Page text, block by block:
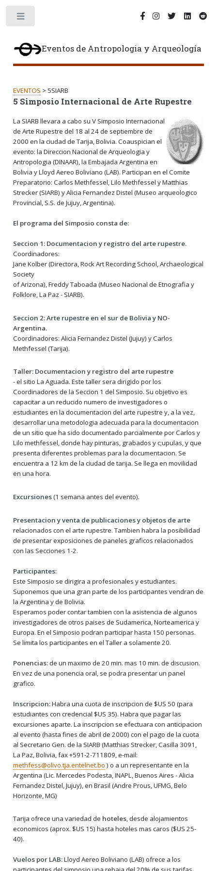
Eventos de Antropologia y Arqueología
EVENTOS > 5SIARB
5 Simposio Internacional de Arte Rupestre
La SIARB llevara a cabo su V Simposio Internacional
de Arte Rupestre del 18 al 24 de septiembre de
2000 en la ciudad de Tarija, Bolivia. Coauspician el
evento: la Direccion Nacional de Arqueologia y
Antropologia (DINAAR), la Embajada Argentina en
Bolivia y Lloyd Aereo Boliviano (LAB). Participan en el Comite
Preparatorio: Carlos Methfessel, Lilo Methfessel y Matthias
Strecker (SIARB) y Alicia Fernandez Distel (Museo arqueologico
Provincial, S.S. de Jujuy, Argentina).
El programa del Simposio consta de:
Seccion 1: Documentacion y registro del arte rupestre.
Coordinadores:
Jane Kolber (Directora, Rock Art Recording School, Archaeological
Society
of Arizona), Freddy Taboada (Museo Nacional de Etnografia y
Folklore, La Paz - SIARB).
Seccion 2: Arte rupestre en el sur de Bolivia y NO-
Argentina.
Coordinadores: Alicia Fernandez Distel (Jujuy) y Carlos
Methfessel (Tarija).
Taller: Documentacion y registro del arte rupestre
- el sitio La Aguada. Este taller sera dirigido por los
Coordinadores de la Seccion 1 del Simposio. Su objetivo es
capacitar a un reducido numero de investigadores o
estudiantes en la documentacion del arte rupestre y, a la vez,
desarrollar una metodologia adecuada para la documentacion
de un sitio que ha sido documentado parcialmente por Carlos y
Lilo methfessel, donde hay pinturas, grabados y c;upulas, y que
presenta diferentes problemas para la documentacion. Se
encuentra a 12 km de la ciudad de tarija. Se llega en movilidad
en una hora.
Excursiones(1 semana antes del evento).
Presentacion y venta de publicaciones y objetos de arte
relacionados con el arte rupestre. Tambien habra la posibilidad
de presentar exposiciones de paneles graficos relacionados
con las Secciones 1-2.
Participantes:
Este Simposio se dirigira a profesionales y estudiantes.
Suponemos que una gran parte de los participantes vendran de
la Argentina y de Bolivia.
Esperamos poder contar tambien con la asistencia de algunos
investigadores de otros paises de Sudamerica, Norteamerica y
Europa. En el Simposio podran participar hasta 150 personas.
Se limita los participantes en el Taller a solamente 20.
Ponencias:de un maximo de 20 min. mas 10 min. de discusion.
En vez de una ponencia oral, se podra presentar un panel
grafico.
Inscripcion:Habra una cuota de inscripcion de $US 50 (para
estudiantes con credencial $US 35). Habra que pagar las
excursiones aparte. La inscripcion se efectuara con anticipacion
al evento (hasta fines de abril de 2000) con el pago de la cuota
al Secretario Gen. de la SIARB (Matthias Strecker, Casilla 3091,
La Paz, Bolivia, fax +591-2-711809, e-mail:
methfess@olivo.tja.entelnet.bo ) o a un representante en la
Argentina (Lic. Mercedes Podesta, INAPL, Buenos Aires - Alicia
Fernandez Distel, Jujuy), en Brasil (Andre Prous, UFMG, Belo
Horizonte, MG)
Tarija ofrece una variedad de hoteles, desde alojamientos
economicos (aprox. $US 15) hasta hoteles mas caros ($US 25-
40).
Vuelos por LAB:Lloyd Aereo Boliviano (LAB) ofrece a los